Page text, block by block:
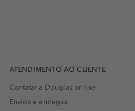
ATENDIMENTO AO CLIENTE
Contatar a Douglas online
Envios e entregas